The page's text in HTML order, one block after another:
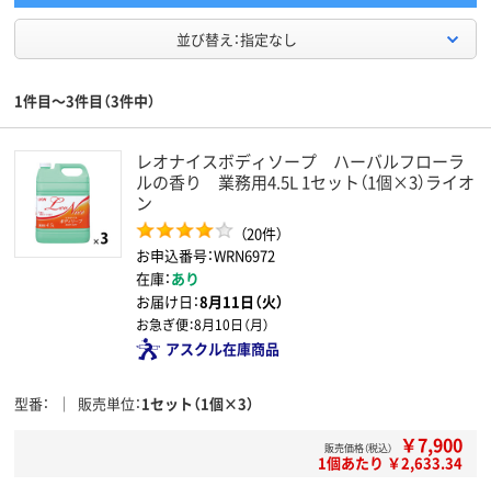
並び替え：指定なし
1件目～3件目（3件中）
レオナイスボディソープ ハーバルフローラ
ルの香り 業務用4.5L 1セット（1個×3）ライオ
ン
（20件）
お申込番号：WRN6972
在庫：あり
お届け日：8月11日（火）
お急ぎ便：8月10日（月）
アスクル在庫商品
型番 販売単位 1セット（1個×3）
販売価格（税込） ￥7,900
1個あたり ￥2,633.34